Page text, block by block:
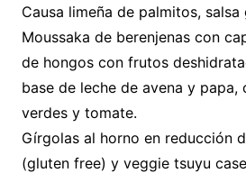
Causa limeña de palmitos,
Moussaka de berenjenas con
de hongos con frutos
base de leche de avena y papa,
verdes y tomate.
Gírgolas al horno en reducción
(gluten free) y veggie tsuyu